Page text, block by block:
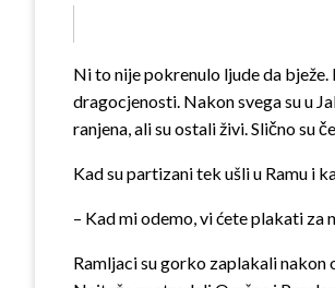
Ni to nije pokrenulo ljude da bježe.
dragocjenosti. Nakon svega su u
ranjena, ali su ostali živi. Slično su
Kad su partizani tek ušli u Ramu i
– Kad mi odemo, vi ćete plakati za
Ramljaci su gorko zaplakali